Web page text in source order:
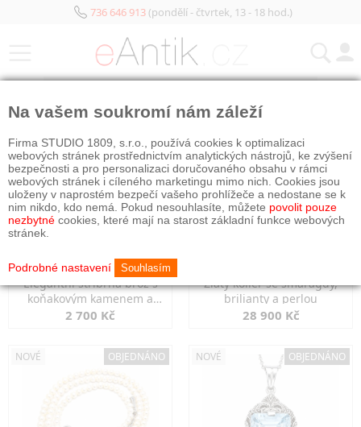
736 646 913(pondělí - čtvrtek, 13 - 18 hod.)
Elegantní stříbrná brož s
koňakovým kamenem a
markazity
2 700 Kč
Zlatý kolier se smaragdy,
brilianty a perlou
28 900 Kč
NOVÉ OBJEDNÁNO NOVÉ OBJEDNÁNO
Na vašem soukromí nám záleží
Firma STUDIO 1809, s.r.o., používá cookies k optimalizaci
webových stránek prostřednictvím analytických nástrojů, ke zvýšení
bezpečnosti a pro personalizaci doručovaného obsahu v rámci
webových stránek i cíleného marketingu mimo nich. Cookies jsou
uloženy v naprostém bezpečí vašeho prohlížeče a nedostane se k
nim nikdo, kdo nemá. Pokud nesouhlasíte, můžete povolit pouze
nezbytné cookies, které mají na starost základní funkce webových
stránek.
Podrobné nastavení Souhlasím